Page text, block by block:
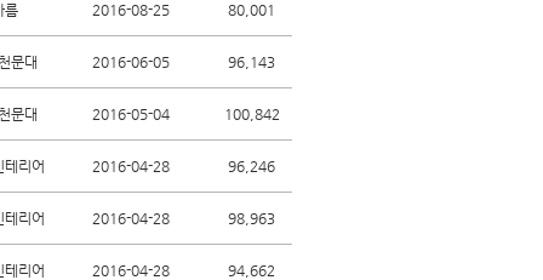
름 2016-08-25 80,001
문대 2016-06-05 96,143
문대 2016-05-04 100,842
테리어 2016-04-28 96,246
테리어 2016-04-28 98,963
테리어 2016-04-28 94,662